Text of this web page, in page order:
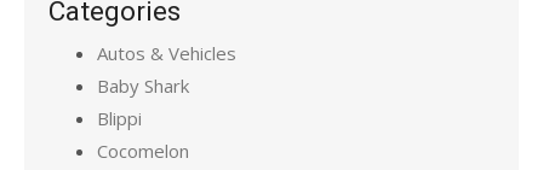
Categories
Autos & Vehicles
Baby Shark
Blippi
Cocomelon